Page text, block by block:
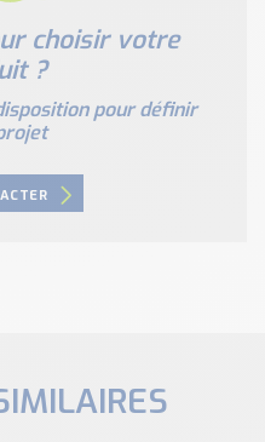
choisir votre
?
pour définir